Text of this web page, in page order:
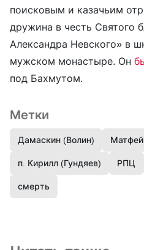
поисковым и казачьим
дружина в честь Святого
Александра Невского» в
мужском монастыре. Он
под Бахмутом.
Метки
Дамаскин (Волин)
п. Кирилл (Гундяев) РПЦ
смерть